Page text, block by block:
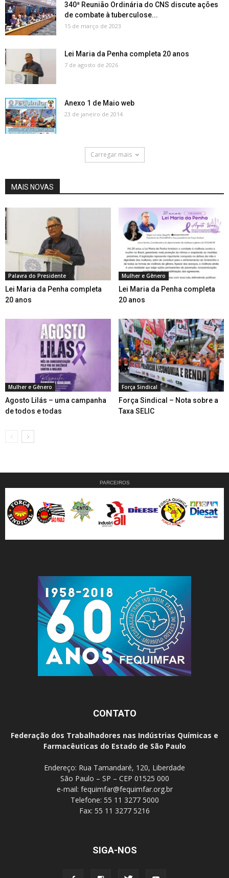
340ª Reunião Ordinária do CNS discute ações
de combate à tuberculose...
15 de março de 2023
Lei Maria da Penha completa 20 anos
7 de agosto de 2026
Anexo 1 de Maio web
23 de janeiro de 2014
Carregar mais
MAIS NOVAS
Palavra do Presidente
Lei Maria da Penha completa
20 anos
Mulher e Gênero
Lei Maria da Penha completa
20 anos
Mulher e Gênero
Agosto Lilás – uma campanha
de todos e todas
Força Sindical
Força Sindical – Nota sobre a
Taxa SELIC
PARCEIROS
CONTATO
Federação dos Trabalhadores nas Indústrias Químicas e
Farmacêuticas do Estado de São Paulo
Endereço: Rua Tamandaré, 120, Liberdade
São Paulo – SP – CEP 01525 000
e-mail: fequimfar@fequimfar.org.br
Telefone: 55 11 3277 5000
Fax: 55 11 3277 5216
SIGA-NOS